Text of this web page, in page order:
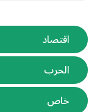
اقتصاد
الحرب
خاص